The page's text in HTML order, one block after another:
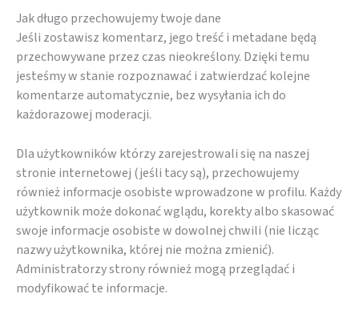
Jak długo przechowujemy twoje dane
Jeśli zostawisz komentarz, jego treść i metadane będą
przechowywane przez czas nieokreślony. Dzięki temu
jesteśmy w stanie rozpoznawać i zatwierdzać kolejne
komentarze automatycznie, bez wysyłania ich do
każdorazowej moderacji.
Dla użytkowników którzy zarejestrowali się na naszej
stronie internetowej (jeśli tacy są), przechowujemy
również informacje osobiste wprowadzone w profilu. Każdy
użytkownik może dokonać wglądu, korekty albo skasować
swoje informacje osobiste w dowolnej chwili (nie licząc
nazwy użytkownika, której nie można zmienić).
Administratorzy strony również mogą przeglądać i
modyfikować te informacje.